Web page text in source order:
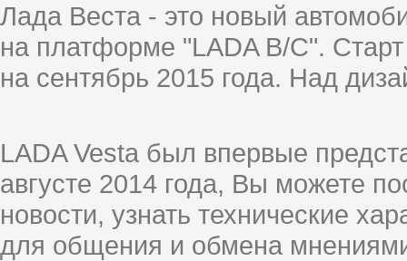
Лада Веста - это новый
на платформе "LADA B/C".
на сентябрь 2015 года. Над
LADA Vesta был впервые
августе 2014 года, Вы можете
новости, узнать технические
для общения и обмена